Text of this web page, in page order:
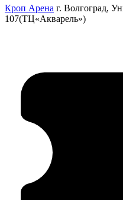
Кроп Арена г. Волгоград,
107(ТЦ«Акварель»)